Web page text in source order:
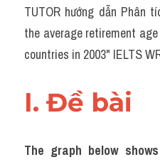
Task 2
Từ vựng theo topic
Grammar
Map
TUTOR hướng dẫn Phân
the average retirement
countries in 2003" IELTS
I. Đề bài
The graph below